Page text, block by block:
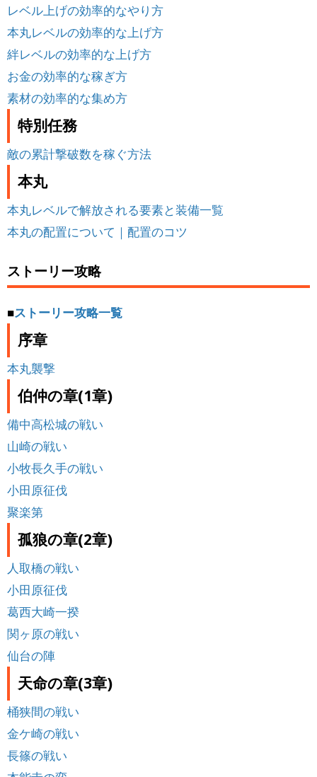
レベル上げの効率的なやり方
本丸レベルの効率的な上げ方
絆レベルの効率的な上げ方
お金の効率的な稼ぎ方
素材の効率的な集め方
特別任務
敵の累計撃破数を稼ぐ方法
本丸
本丸レベルで解放される要素と装備一覧
本丸の配置について｜配置のコツ
ストーリー攻略
■ストーリー攻略一覧
序章
本丸襲撃
伯仲の章(1章)
備中高松城の戦い
山崎の戦い
小牧長久手の戦い
小田原征伐
聚楽第
孤狼の章(2章)
人取橋の戦い
小田原征伐
葛西大崎一揆
関ヶ原の戦い
仙台の陣
天命の章(3章)
桶狭間の戦い
金ケ崎の戦い
長篠の戦い